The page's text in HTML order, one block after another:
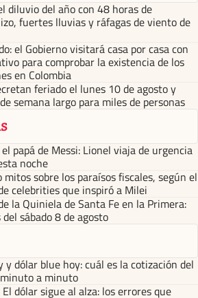
diluvio del año con 48 horas de
fuertes lluvias y ráfagas de viento de
el Gobierno visitará casa por casa con
para comprobar la existencia de los
en Colombia
feriado el lunes 10 de agosto y
semana largo para miles de personas
papá de Messi: Lionel viaja de urgencia
noche
mitos sobre los paraísos fiscales, según el
celebrities que inspiró a Milei
la Quiniela de Santa Fe en la Primera:
sábado 8 de agosto
y dólar blue hoy: cuál es la cotización del
a minuto
El dólar sigue al alza: los errores que